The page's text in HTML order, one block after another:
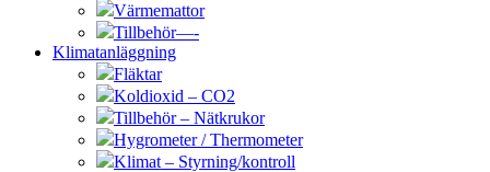
Värmemattor
Tillbehör—-
Klimatanläggning
Fläktar
Koldioxid – CO2
Tillbehör – Nätkrukor
Hygrometer / Thermometer
Klimat – Styrning/kontroll